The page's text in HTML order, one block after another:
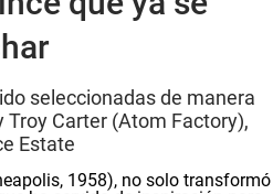
seleccionadas de manera
Carter (Atom Factory),
Estate